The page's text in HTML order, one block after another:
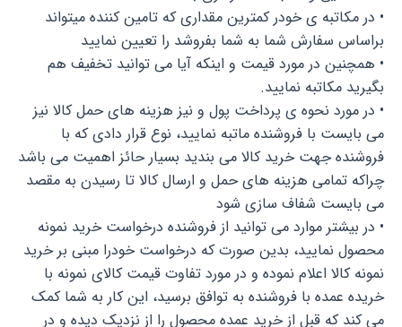
• در مکاتبه ی خودر کمترین مقداری که تامین کننده میتواند
براساس سفارش شما به شما بفروشد را تعیین نمایید
• همچنین در مورد قیمت و اینکه آیا می توانید تخفیف هم
بگیرید مکاتبه نمایید.
• در مورد نحوه ی پرداخت پول و نیز هزینه های حمل کالا نیز
می بایست با فروشنده ماتبه نمایید، نوع قرار دادی که با
فروشنده جهت خرید کالا می بندید بسیار حائز اهمیت می باشد
چراکه تمامی هزینه های حمل و ارسال کالا تا رسیدن به مقصد
می بایست شفاف سازی شود
• در بیشتر موارد می توانید از فروشنده درخواست خرید نمونه
محصول نمایید، بدین صورت که درخواست خودرا مبنی بر خرید
نمونه کالا اعلام نموده و در مورد تفاوت قیمت کالای نمونه با
خریده عمده با فروشنده به توافق برسید، این کار به شما کمک
می کند که قبل از خرید عمده محصول را از نزدیک دیده و در